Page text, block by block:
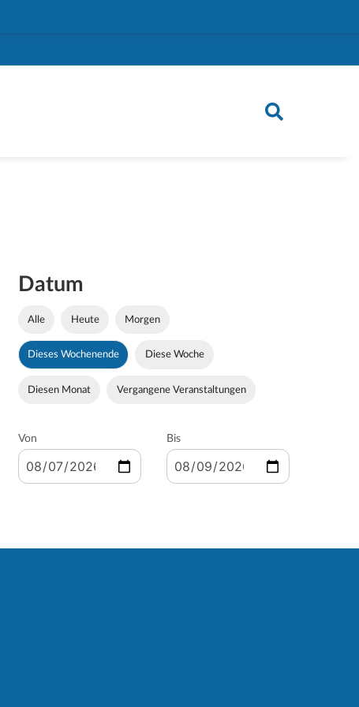
Datum
Alle Heute Morgen
Dieses Wochenende Diese Woche
Diesen Monat Vergangene Veranstaltungen
Von Bis